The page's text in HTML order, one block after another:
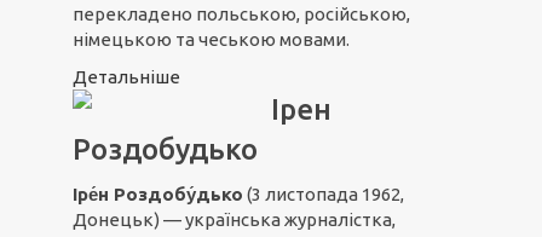
перекладено польською, російською,
німецькою та чеською мовами.
Детальніше
Ірен
Роздобудько
Іре́н Роздобу́дько (3 листопада 1962,
Донецьк) — українська журналістка,